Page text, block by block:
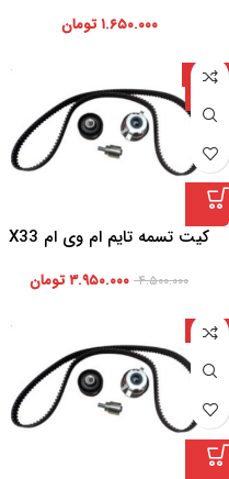
۱.۶۵۰.۰۰۰ تومان
-12%
کیت تسمه تایم ام وی ام X33
۴.۵۰۰.۰۰۰ ۳.۹۵۰.۰۰۰تومان
چین